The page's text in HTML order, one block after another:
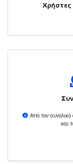
Χρήστες
Από τον
και